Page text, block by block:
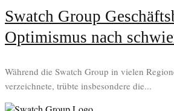
Swatch Group
Optimismus nach
Während die Swatch Group in vielen
verzeichnete, trübte insbesondere die...